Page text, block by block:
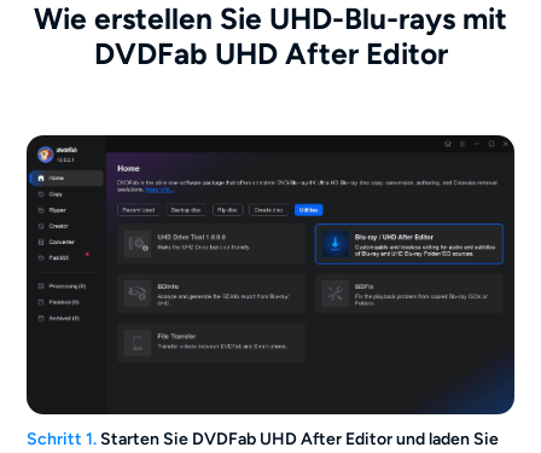
Wie erstellen Sie UHD-Blu-rays mit
DVDFab UHD After Editor
Schritt 1.Starten Sie DVDFab UHD After Editor und laden Sie